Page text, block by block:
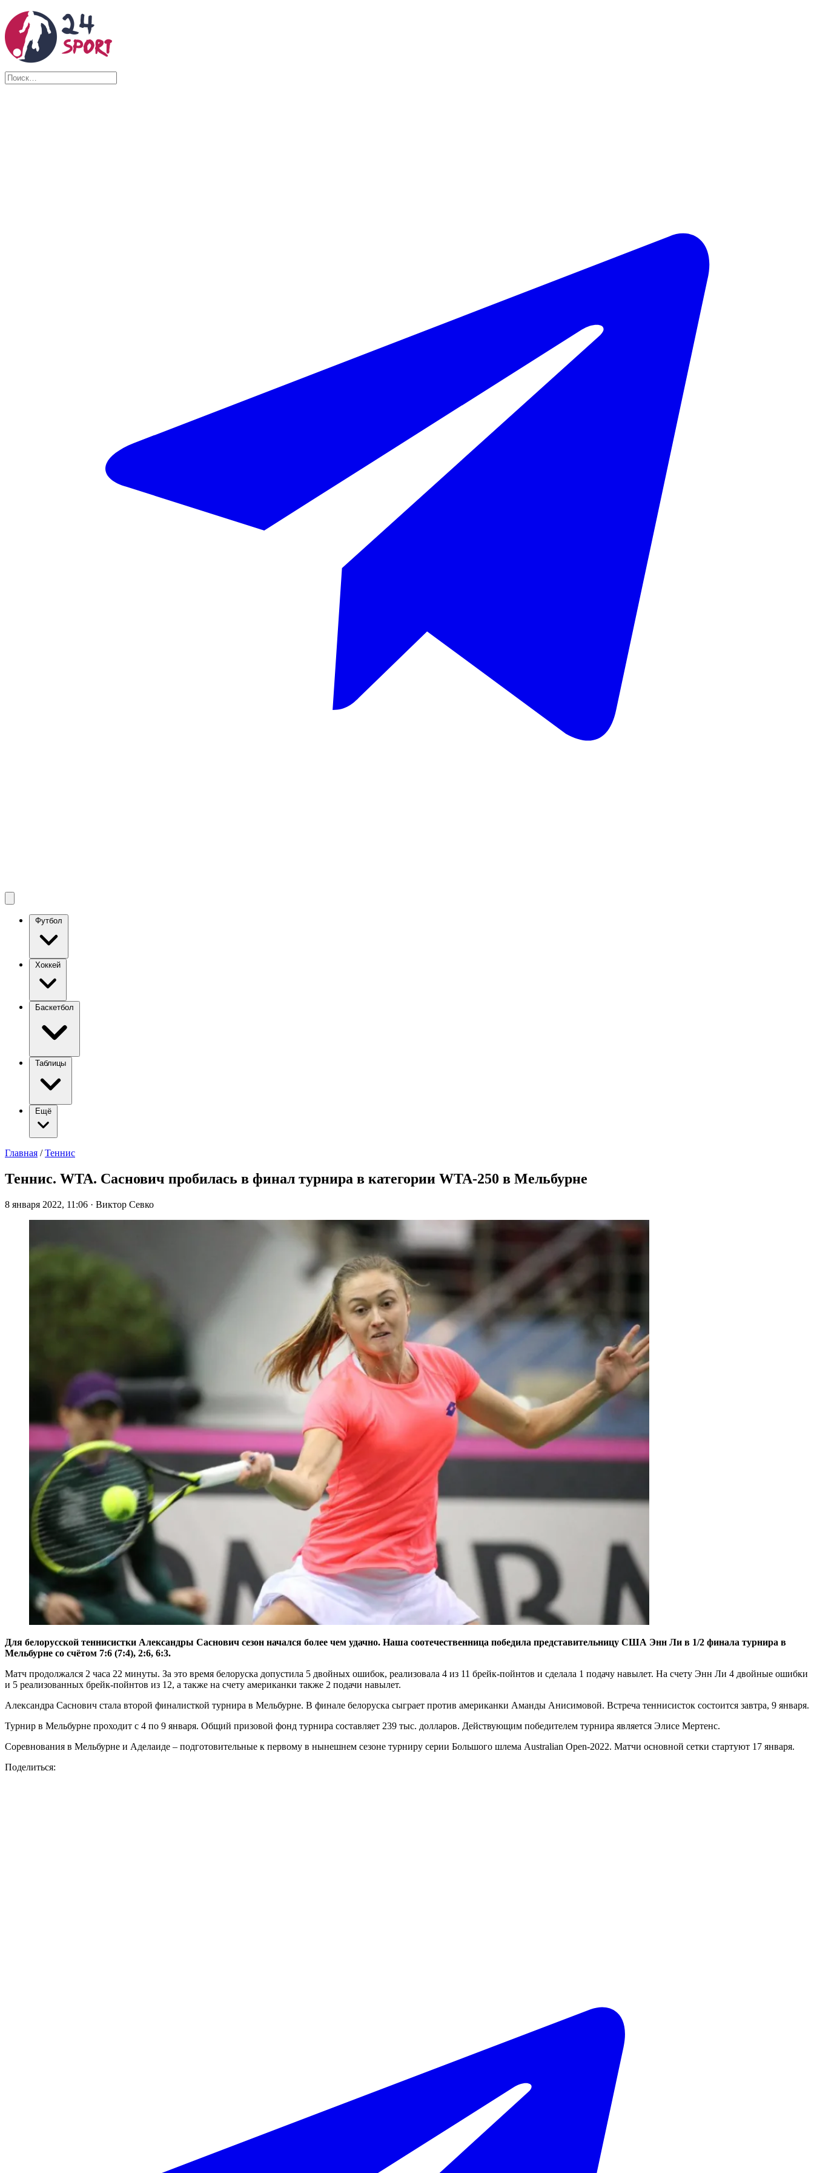
Футбол
Хоккей
Баскетбол
Таблицы
Ещё
Главная / Теннис
Теннис. WTA. Саснович пробилась в финал турнира в категории WTA-250 в Мельбурне
8 января 2022, 11:06 · Виктор Севко
Для белорусской теннисистки Александры Саснович сезон начался более чем удачно. Наша соотечественница победила представительницу США Энн Ли в 1/2 финала турнира в
Мельбурне со счётом 7:6 (7:4), 2:6, 6:3.
Матч продолжался 2 часа 22 минуты. За это время белоруска допустила 5 двойных ошибок, реализовала 4 из 11 брейк-пойнтов и сделала 1 подачу навылет. На счету Энн Ли 4 двойные ошибки
и 5 реализованных брейк-пойнтов из 12, а также на счету американки также 2 подачи навылет.
Александра Саснович стала второй финалисткой турнира в Мельбурне. В финале белоруска сыграет против американки Аманды Анисимовой. Встреча теннисисток состоится завтра, 9 января.
Турнир в Мельбурне проходит с 4 по 9 января. Общий призовой фонд турнира составляет 239 тыс. долларов. Действующим победителем турнира является Элисе Мертенс.
Соревнования в Мельбурне и Аделаиде – подготовительные к первому в нынешнем сезоне турниру серии Большого шлема Australian Open-2022. Матчи основной сетки стартуют 17 января.
Поделиться: